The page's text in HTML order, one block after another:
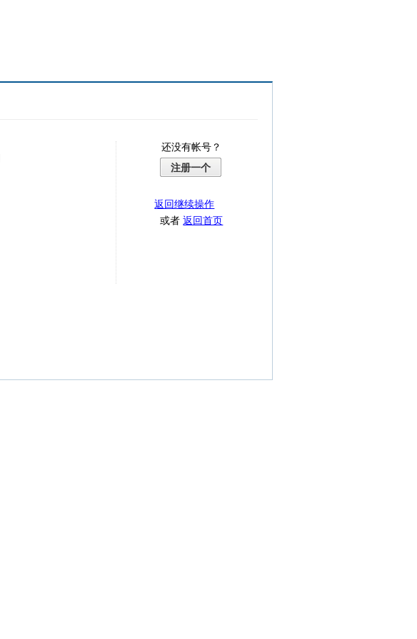
还没有帐号？
注册一个
返回继续操作
或者返回首页